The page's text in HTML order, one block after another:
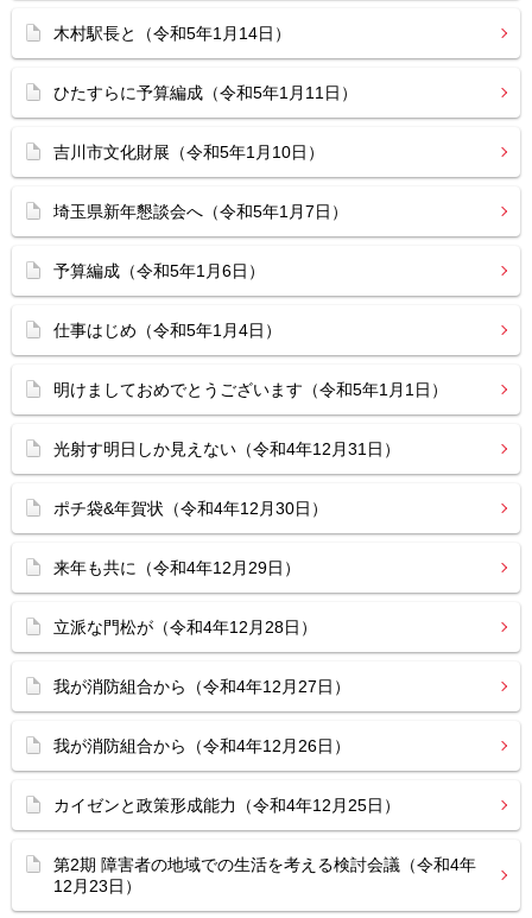
木村駅長と（令和5年1月14日）
ひたすらに予算編成（令和5年1月11日）
吉川市文化財展（令和5年1月10日）
埼玉県新年懇談会へ（令和5年1月7日）
予算編成（令和5年1月6日）
仕事はじめ（令和5年1月4日）
明けましておめでとうございます（令和5年1月1日）
光射す明日しか見えない（令和4年12月31日）
ポチ袋&年賀状（令和4年12月30日）
来年も共に（令和4年12月29日）
立派な門松が（令和4年12月28日）
我が消防組合から（令和4年12月27日）
我が消防組合から（令和4年12月26日）
カイゼンと政策形成能力（令和4年12月25日）
第2期 障害者の地域での生活を考える検討会議（令和4年
12月23日）